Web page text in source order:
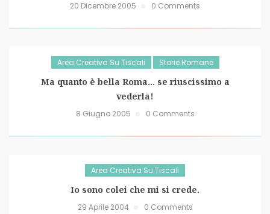
20 Dicembre 2005 0 Comments
Area Creativa Su Tiscali Storie Romane
Ma quanto è bella Roma… se riuscissimo a
vederla!
8 Giugno 2005 0 Comments
Area Creativa Su Tiscali
Io sono colei che mi si crede.
29 Aprile 2004 0 Comments